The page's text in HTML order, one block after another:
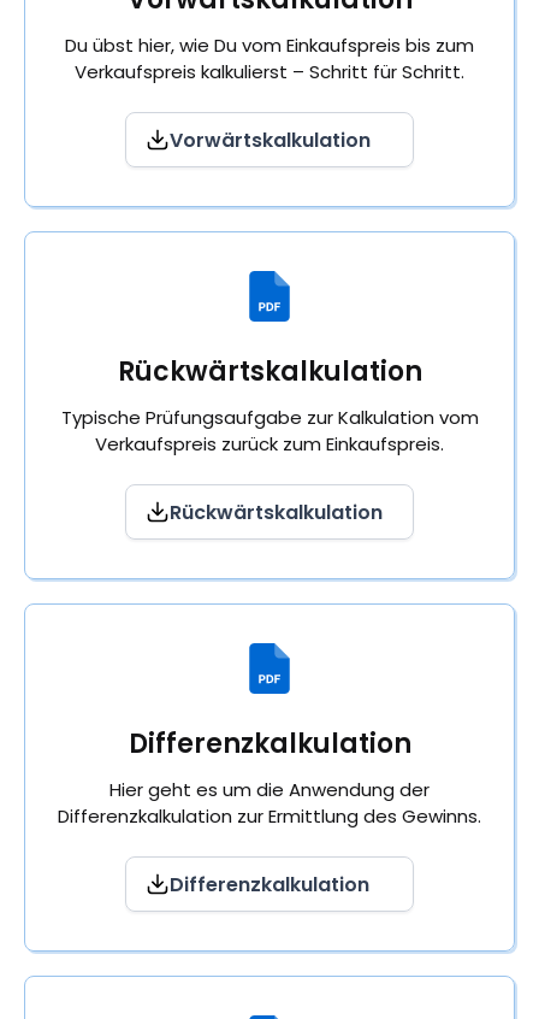
Du übst hier, wie Du vom Einkaufspreis bis zum
Verkaufspreis kalkulierst – Schritt für Schritt.
Vorwärtskalkulation
Rückwärtskalkulation
Typische Prüfungsaufgabe zur Kalkulation vom
Verkaufspreis zurück zum Einkaufspreis.
Rückwärtskalkulation
Differenzkalkulation
Hier geht es um die Anwendung der
Differenzkalkulation zur Ermittlung des Gewinns.
Differenzkalkulation